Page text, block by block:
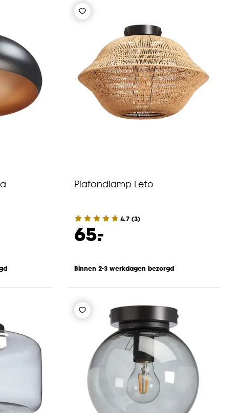
Plafondlamp Leto
4.7 (3)
65.
-
Binnen 2-3 werkdagen bezorgd